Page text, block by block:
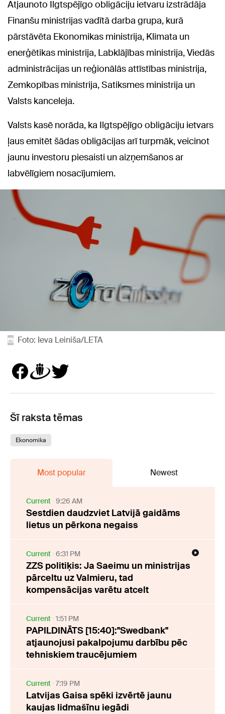
Atjaunoto Ilgtspējīgo obligāciju ietvaru izstrādāja
Finanšu ministrijas vadītā darba grupa, kurā
pārstāvēta Ekonomikas ministrija, Klimata un
enerģētikas ministrija, Labklājības ministrija, Viedās
administrācijas un reģionālās attīstības ministrija,
Zemkopības ministrija, Satiksmes ministrija un
Valsts kanceleja.
Valsts kasē norāda, ka Ilgtspējīgo obligāciju ietvars
ļaus emitēt šādas obligācijas arī turpmāk, veicinot
jaunu investoru piesaisti un aizņemšanos ar
labvēlīgiem nosacījumiem.
Foto: Ieva Leiniša/LETA
Šī raksta tēmas
Ekonomika
Most popular Newest
Current 9:26 AM
Sestdien daudzviet Latvijā gaidāms
lietus un pērkona negaiss
Current 6:31 PM
ZZS politiķis: Ja Saeimu un ministrijas
pārceltu uz Valmieru, tad
kompensācijas varētu atcelt
Current 1:51 PM
PAPILDINĀTS [15:40]:"Swedbank"
atjaunojusi pakalpojumu darbību pēc
tehniskiem traucējumiem
Current 7:19 PM
Latvijas Gaisa spēki izvērtē jaunu
kaujas lidmašīnu iegādi